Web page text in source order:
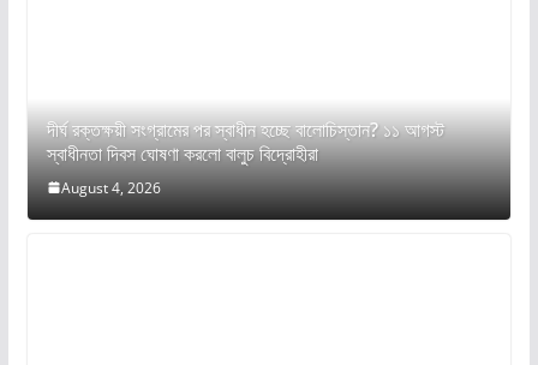
দীর্ঘ রক্তক্ষয়ী সংগ্রামের পর স্বাধীন হচ্ছে বালোচিস্তান? ১১ আগস্ট
স্বাধীনতা দিবস ঘোষণা করলো বালুচ বিদ্রোহীরা
August 4, 2026